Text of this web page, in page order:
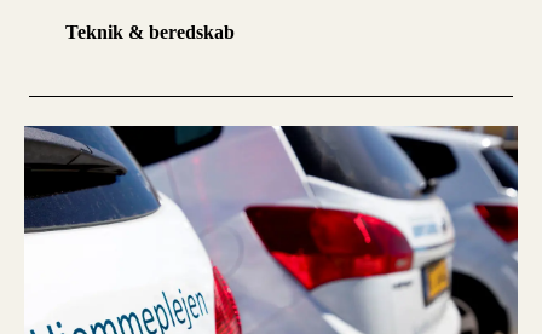
Teknik & beredskab